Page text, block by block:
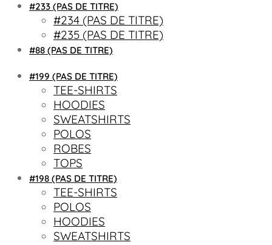
#233 (PAS DE TITRE)
#234 (PAS DE TITRE)
#235 (PAS DE TITRE)
#88 (PAS DE TITRE)
#199 (PAS DE TITRE)
TEE-SHIRTS
HOODIES
SWEATSHIRTS
POLOS
ROBES
TOPS
#198 (PAS DE TITRE)
TEE-SHIRTS
POLOS
HOODIES
SWEATSHIRTS